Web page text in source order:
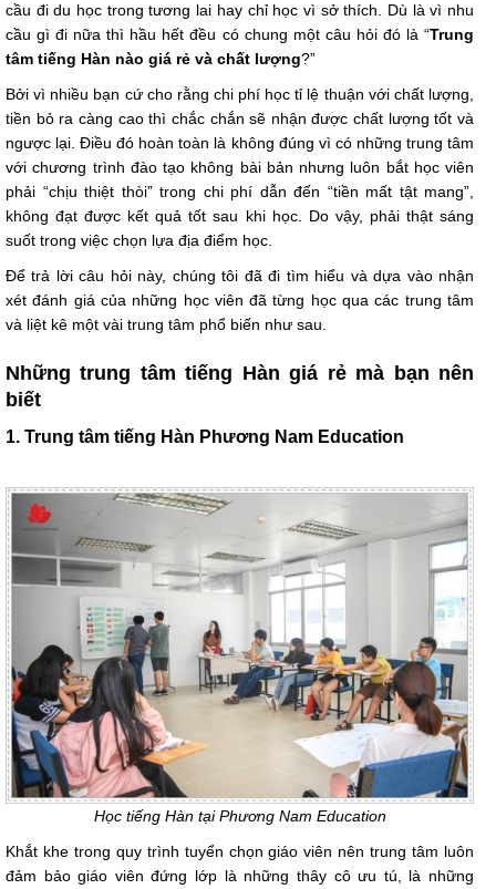
cầu đi du học trong tương lai hay chỉ học vì sở thích. Dù là vì nhu
cầu gì đi nữa thì hầu hết đều có chung một câu hỏi đó là “Trung
tâm tiếng Hàn nào giá rẻ và chất lượng?”
Bởi vì nhiều bạn cứ cho rằng chi phí học tỉ lệ thuận với chất lượng,
tiền bỏ ra càng cao thì chắc chắn sẽ nhận được chất lượng tốt và
ngược lại. Điều đó hoàn toàn là không đúng vì có những trung tâm
với chương trình đào tạo không bài bản nhưng luôn bắt học viên
phải “chịu thiệt thòi” trong chi phí dẫn đến “tiền mất tật mang”,
không đạt được kết quả tốt sau khi học. Do vậy, phải thật sáng
suốt trong việc chọn lựa địa điểm học.
Để trả lời câu hỏi này, chúng tôi đã đi tìm hiểu và dựa vào nhận
xét đánh giá của những học viên đã từng học qua các trung tâm
và liệt kê một vài trung tâm phổ biến như sau.
Những trung tâm tiếng Hàn giá rẻ mà bạn nên
biết
1. Trung tâm tiếng Hàn Phương Nam Education
Học tiếng Hàn tại Phương Nam Education
Khắt khe trong quy trình tuyển chọn giáo viên nên trung tâm luôn
đảm bảo giáo viên đứng lớp là những thây cô ưu tú, là những